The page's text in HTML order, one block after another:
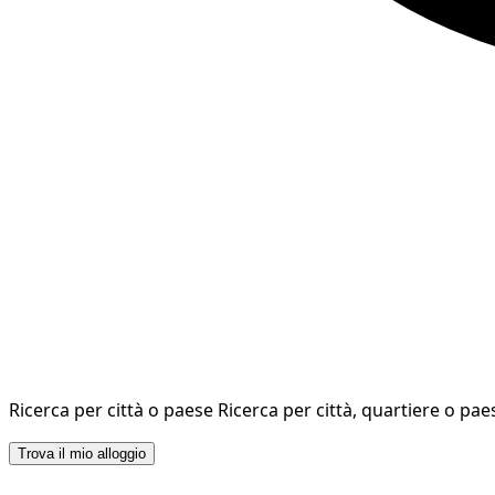
Ricerca per città o paese Ricerca per città, quartiere o
Trova il mio alloggio